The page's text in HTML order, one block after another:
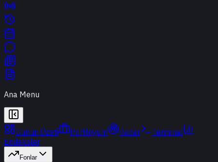
Ana Menu
Günün Özeti Portföyüm Radar
Terminal
Endeksler
Fonlar